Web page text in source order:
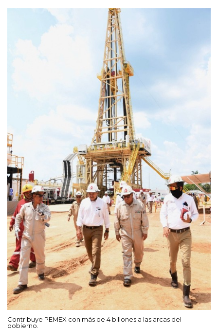
Contribuye PEMEX con más de 4 billones a las arcas del
gobierno.